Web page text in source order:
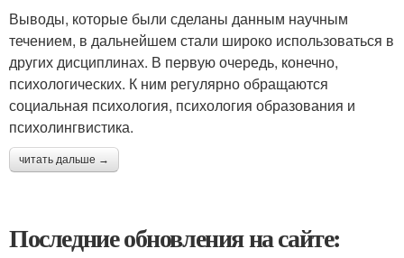
Выводы, которые были сделаны данным научным
течением, в дальнейшем стали широко использоваться в
других дисциплинах. В первую очередь, конечно,
психологических. К ним регулярно обращаются
социальная психология, психология образования и
психолингвистика.
читать дальше →
Последние обновления на сайте: